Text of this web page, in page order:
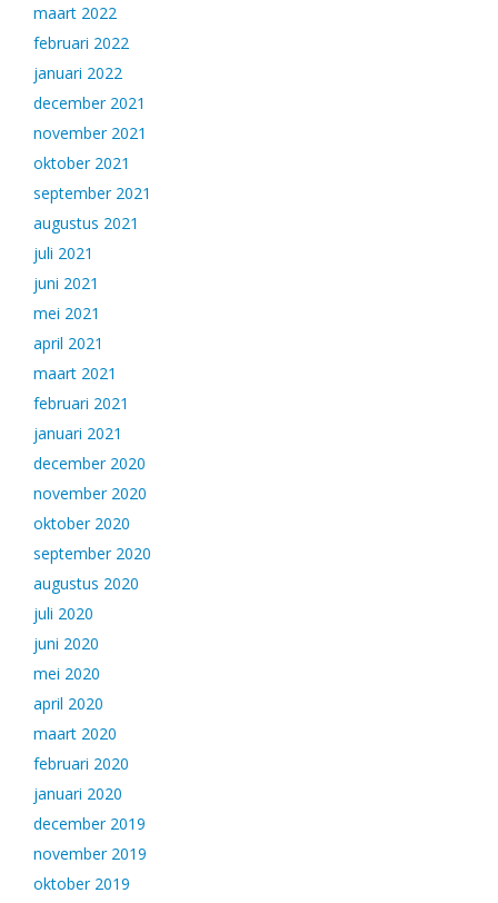
maart 2022
februari 2022
januari 2022
december 2021
november 2021
oktober 2021
september 2021
augustus 2021
juli 2021
juni 2021
mei 2021
april 2021
maart 2021
februari 2021
januari 2021
december 2020
november 2020
oktober 2020
september 2020
augustus 2020
juli 2020
juni 2020
mei 2020
april 2020
maart 2020
februari 2020
januari 2020
december 2019
november 2019
oktober 2019